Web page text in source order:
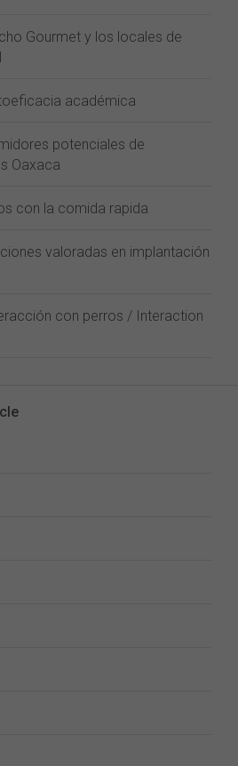
Gourmet y los locales de
académica
potenciales de
Oaxaca
con la comida rapida
valoradas en implantación
con perros / Interaction